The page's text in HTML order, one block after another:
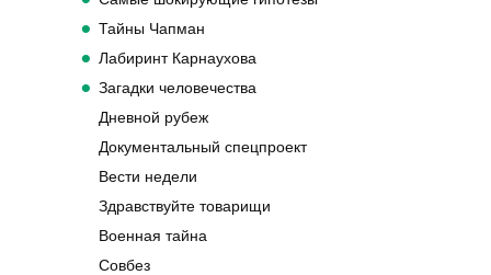
Тайны Чапман
Лабиринт Карнаухова
Загадки человечества
Дневной рубеж
Документальный спецпроект
Вести недели
Здравствуйте товарищи
Военная тайна
Совбез